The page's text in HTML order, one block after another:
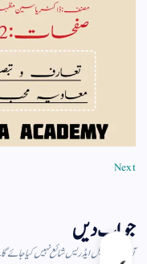
Next
جواب دیں
آپ کا ای میل ایڈریس شائع نہیں کیا جائے